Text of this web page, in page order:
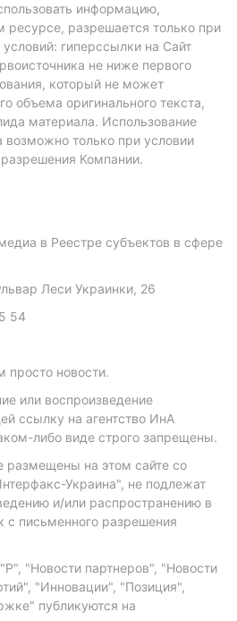
информацию,
разрешается только при
гиперссылки на Сайт
не ниже первого
который не может
объема оригинального текста,
материала. Использование
возможно только при условии
Компании.
в Реестре субъектов в сфере
Леси Украинки, 26
54
просто новости.
или воспроизведение
ссылку на агентство ИнА
либо виде строго запрещены.
размещены на этом сайте со
Украина", не подлежат
и/или распространению в
письменного разрешения
"Новости партнеров", "Новости
"Инновации", "Позиция",
публикуются на